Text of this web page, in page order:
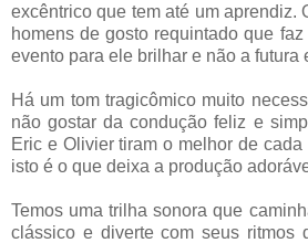
excêntrico que tem até um aprendiz.
homens de gosto requintado que
evento para ele brilhar e não a futura
Há um tom tragicômico muito
não gostar da condução feliz e
Eric e Olivier tiram o melhor de
isto é o que deixa a produção
Temos uma trilha sonora que
clássico e diverte com seus ritmos